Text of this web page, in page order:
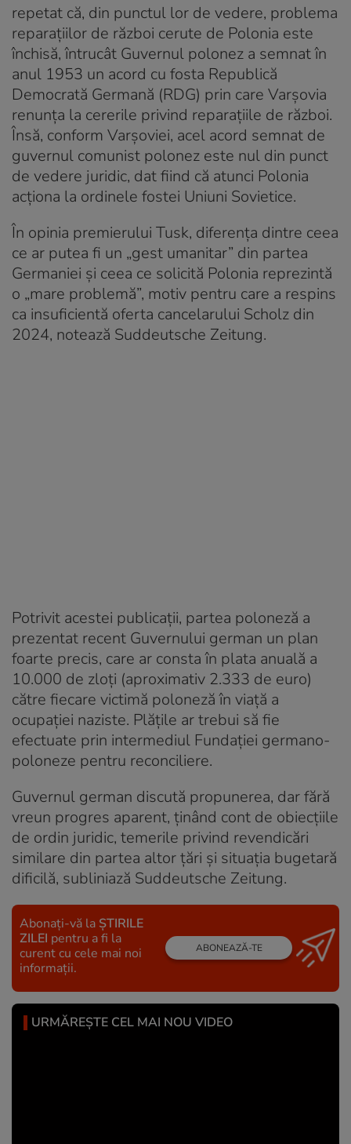
repetat că, din punctul lor de vedere, problema
reparațiilor de război cerute de Polonia este
închisă, întrucât Guvernul polonez a semnat în
anul 1953 un acord cu fosta Republică
Democrată Germană (RDG) prin care Varșovia
renunța la cererile privind reparațiile de război.
Însă, conform Varșoviei, acel acord semnat de
guvernul comunist polonez este nul din punct
de vedere juridic, dat fiind că atunci Polonia
acționa la ordinele fostei Uniuni Sovietice.
În opinia premierului Tusk, diferența dintre ceea
ce ar putea fi un „gest umanitar” din partea
Germaniei și ceea ce solicită Polonia reprezintă
o „mare problemă”, motiv pentru care a respins
ca insuficientă oferta cancelarului Scholz din
2024, notează Suddeutsche Zeitung.
Potrivit acestei publicații, partea poloneză a
prezentat recent Guvernului german un plan
foarte precis, care ar consta în plata anuală a
10.000 de zloți (aproximativ 2.333 de euro)
către fiecare victimă poloneză în viață a
ocupației naziste. Plățile ar trebui să fie
efectuate prin intermediul Fundației germano-
poloneze pentru reconciliere.
Guvernul german discută propunerea, dar fără
vreun progres aparent, ținând cont de obiecțiile
de ordin juridic, temerile privind revendicări
similare din partea altor țări și situația bugetară
dificilă, subliniază Suddeutsche Zeitung.
Abonați-vă la ȘTIRILE
ZILEI pentru a fi la
curent cu cele mai noi
informații.
ABONEAZĂ-TE
URMĂREȘTE CEL MAI NOU VIDEO